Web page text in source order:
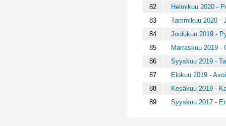
82
Helmikuu 2020 -
83
Tammikuu 2020 -
84
Joulukuu 2019 -
85
Marraskuu 2019 -
86
Syyskuu 2019 -
87
Elokuu 2019 -
88
Kesäkuu 2019 -
89
Syyskuu 2017 -